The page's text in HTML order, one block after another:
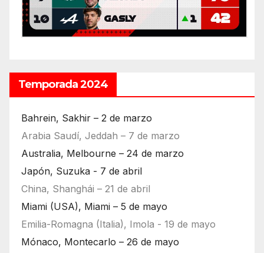
Temporada 2024
Bahrein, Sakhir – 2 de marzo
Arabia Saudí, Jeddah – 7 de marzo
Australia, Melbourne – 24 de marzo
Japón, Suzuka - 7 de abril
China, Shanghái – 21 de abril
Miami (USA), Miami – 5 de mayo
Emilia-Romagna (Italia), Imola - 19 de mayo
Mónaco, Montecarlo – 26 de mayo